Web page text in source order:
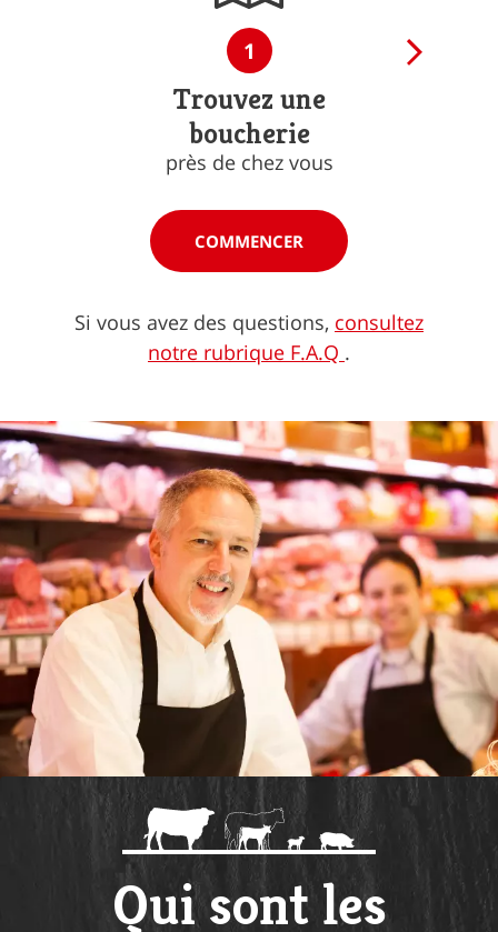
1
Trouvez une
boucherie
près de chez vous
COMMENCER
Si vous avez des questions, consultez
notre rubrique F.A.Q .
Qui sont les